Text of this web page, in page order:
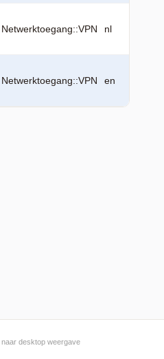
Netwerktoegang::VPN nl
Netwerktoegang::VPN en
desktop weergave